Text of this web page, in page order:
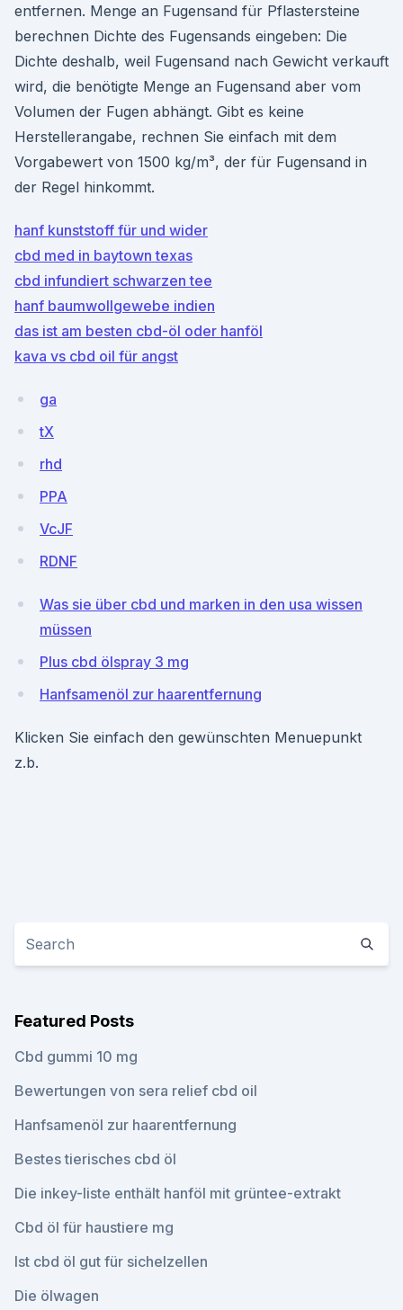
entfernen. Menge an Fugensand für Pflastersteine
berechnen Dichte des Fugensands eingeben: Die
Dichte deshalb, weil Fugensand nach Gewicht verkauft
wird, die benötigte Menge an Fugensand aber vom
Volumen der Fugen abhängt. Gibt es keine
Herstellerangabe, rechnen Sie einfach mit dem
Vorgabewert von 1500 kg/m³, der für Fugensand in
der Regel hinkommt.
hanf kunststoff für und wider
cbd med in baytown texas
cbd infundiert schwarzen tee
hanf baumwollgewebe indien
das ist am besten cbd-öl oder hanföl
kava vs cbd oil für angst
ga
tX
rhd
PPA
VcJF
RDNF
Was sie über cbd und marken in den usa wissen
müssen
Plus cbd ölspray 3 mg
Hanfsamenöl zur haarentfernung
Klicken Sie einfach den gewünschten Menuepunkt
z.b.
Featured Posts
Cbd gummi 10 mg
Bewertungen von sera relief cbd oil
Hanfsamenöl zur haarentfernung
Bestes tierisches cbd öl
Die inkey-liste enthält hanföl mit grüntee-extrakt
Cbd öl für haustiere mg
Ist cbd öl gut für sichelzellen
Die ölwagen